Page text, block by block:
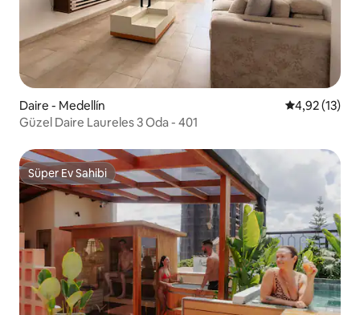
Daire - Medellín 5 üzerinden
4,92 (13)
Güzel Daire Laureles 3 Oda - 401
Süper Ev Sahibi
Süper Ev Sahibi